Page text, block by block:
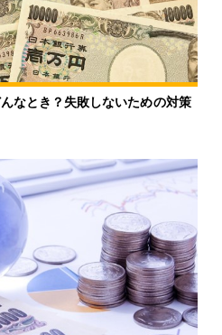
なとき？失敗しないための対策